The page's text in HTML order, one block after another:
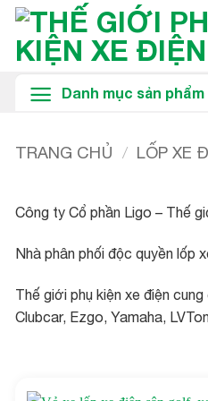
Bỏ
Danh mục sản phẩm
TRANG CHỦ / LỐP XE
Công ty Cổ phần Ligo – Thế
Nhà phân phối độc quyền lốp
Thế giới phụ kiện xe điện
Clubcar, Ezgo, Yamaha,
1,190,000₫